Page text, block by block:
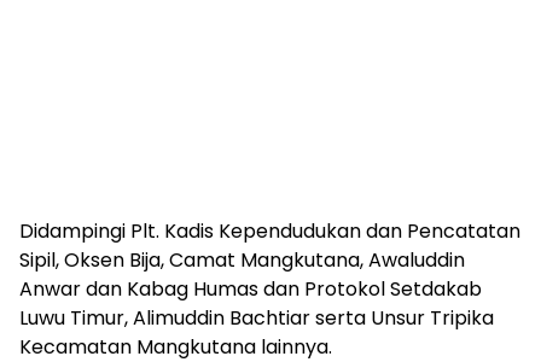
Didampingi Plt. Kadis Kependudukan dan Pencatatan
Sipil, Oksen Bija, Camat Mangkutana, Awaluddin
Anwar dan Kabag Humas dan Protokol Setdakab
Luwu Timur, Alimuddin Bachtiar serta Unsur Tripika
Kecamatan Mangkutana lainnya.